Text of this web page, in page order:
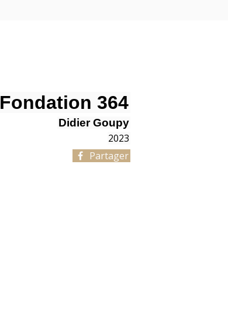
Fondation 364
Didier Goupy
2023
Partager